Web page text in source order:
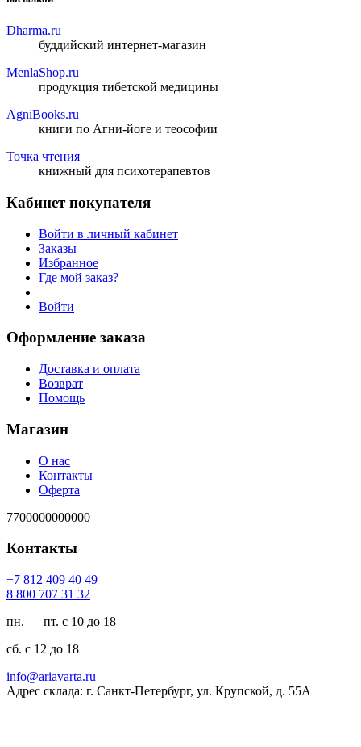
Dharma.ru
буддийский интернет-магазин
MenlaShop.ru
продукция тибетской медицины
AgniBooks.ru
книги по Агни-йоге и теософии
Точка чтения
книжный для психотерапевтов
Кабинет покупателя
Войти в личный кабинет
Заказы
Избранное
Где мой заказ?
Войти
Оформление заказа
Доставка и оплата
Возврат
Помощь
Магазин
О нас
Контакты
Оферта
7700000000000
Контакты
94 04 904 218 7+
23 13 707 008 8
пн. — пт. с 10 до 18
сб. с 12 до 18
ur.atravaira@ofni
Адрес склада: г. Санкт-Петербург, ул. Крупской, д. 55А